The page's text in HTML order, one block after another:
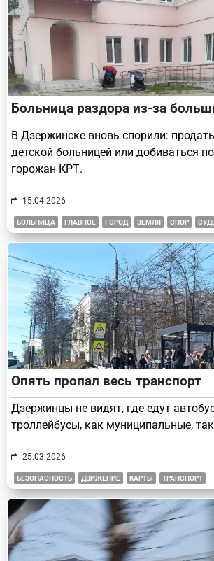
Больница раздора из-за
В Дзержинске вновь спорили:
детской больницей или добиваться
горожан КРТ.
15.04.2026
БОЛЬНИЦА ГЛАВНОЕ ГОРОД ЗЕМЛЯ СПОР
Опять пропал весь транспорт
Дзержинцы не видят, где едут
троллейбусы, как муниципальные,
25.03.2026
БЕЗОПАСНОСТЬ ДВИЖЕНИЕ КАРТЫ ТРАНСПОРТ